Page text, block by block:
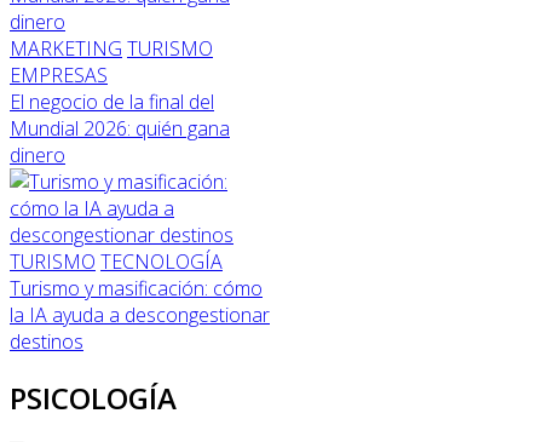
MARKETING TURISMO
EMPRESAS
El negocio de la final del
Mundial 2026: quién gana
dinero
TURISMO TECNOLOGÍA
Turismo y masificación: cómo
la IA ayuda a descongestionar
destinos
PSICOLOGÍA